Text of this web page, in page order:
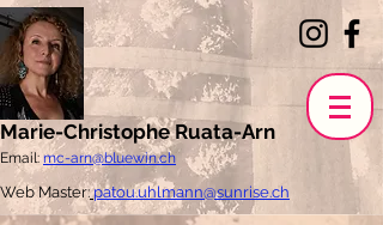
Marie-Christophe Ruata-Arn
Email: mc-arn@bluewin.ch
Web Master: patou.uhlmann@sunrise.ch